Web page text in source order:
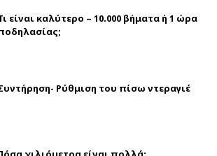
είναι καλύτερο – 10.000 βήματα ή 1 ώρα
Ρύθμιση του πίσω ντεραγιέ